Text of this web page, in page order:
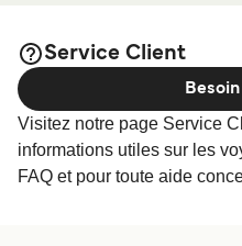
Service Client
Visitez notre page Service
informations utiles sur les
FAQ et pour toute aide